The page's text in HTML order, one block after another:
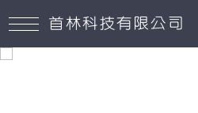
首林科技有限公司